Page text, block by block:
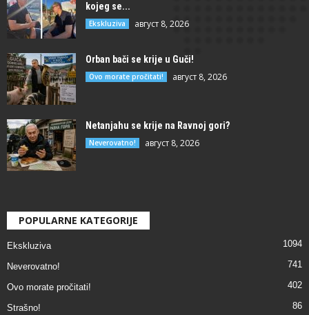
kojeg se...
Ekskluziva август 8, 2026
Orban bači se krije u Guči!
Ovo morate pročitati! август 8, 2026
Netanjahu se krije na Ravnoj gori?
Neverovatno! август 8, 2026
POPULARNE KATEGORIJE
Ekskluziva 1094
Neverovatno! 741
Ovo morate pročitati! 402
Strašno! 86